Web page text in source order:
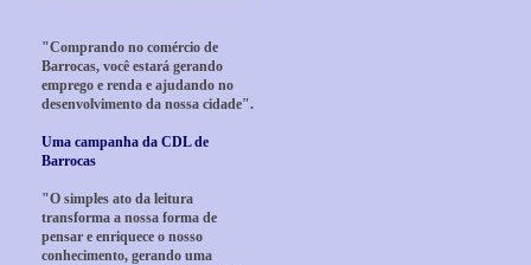
"Comprando no comércio de
Barrocas, você estará gerando
emprego e renda e ajudando no
desenvolvimento da nossa cidade".
Uma campanha da CDL de
Barrocas
"O simples ato da leitura
transforma a nossa forma de
pensar e enriquece o nosso
conhecimento, gerando uma